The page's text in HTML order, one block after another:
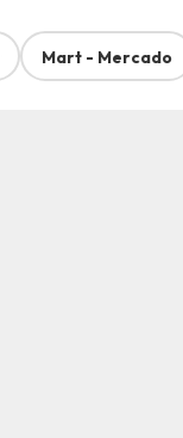
Mart - Mercado